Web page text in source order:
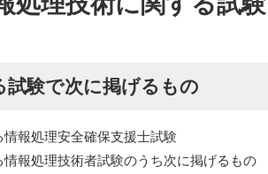
試験で次に掲げるもの
報処理安全確保支援士試験
報処理技術者試験のうち次に掲げるもの